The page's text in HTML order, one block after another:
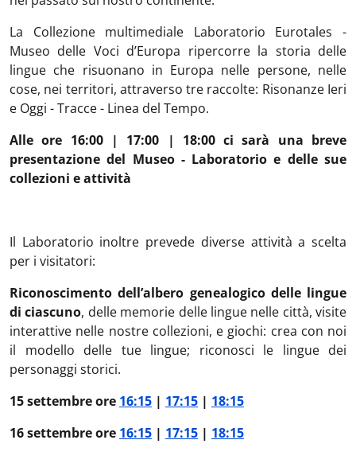
La Collezione multimediale Laboratorio Eurotales -
Museo delle Voci d’Europa ripercorre la storia delle
lingue che risuonano in Europa nelle persone, nelle
cose, nei territori, attraverso tre raccolte: Risonanze Ieri
e Oggi - Tracce - Linea del Tempo.
Alle ore 16:00 | 17:00 | 18:00 ci sarà una breve
presentazione del Museo - Laboratorio e delle sue
collezioni e attività
Il Laboratorio inoltre prevede diverse attività a scelta
per i visitatori:
Riconoscimento dell’albero genealogico delle lingue
di ciascuno, delle memorie delle lingue nelle città, visite
interattive nelle nostre collezioni, e giochi: crea con noi
il modello delle tue lingue; riconosci le lingue dei
personaggi storici.
15 settembre ore 16:15 | 17:15 | 18:15
16 settembre ore 16:15 | 17:15 | 18:15